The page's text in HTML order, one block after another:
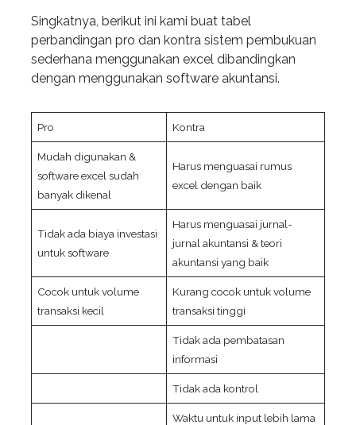
Singkatnya, berikut ini kami buat tabel
perbandingan pro dan kontra sistem pembukuan
sederhana menggunakan excel dibandingkan
dengan menggunakan software akuntansi.
Pro Kontra
Mudah digunakan &
software excel sudah
banyak dikenal
Harus menguasai rumus
excel dengan baik
Tidak ada biaya investasi
untuk software
Harus menguasai jurnal-
jurnal akuntansi & teori
akuntansi yang baik
Cocok untuk volume
transaksi kecil
Kurang cocok untuk volume
transaksi tinggi
Tidak ada pembatasan
informasi
Tidak ada kontrol
Waktu untuk input lebih lama